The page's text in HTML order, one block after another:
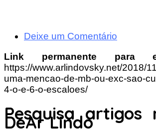
Deixe um Comentário
Link permanente para
https://www.arlindovsky.net/2018/
uma-mencao-de-mb-ou-exc-sao-
4-o-e-6-o-escaloes/
Pesquisa artigos
DeAr Lindo